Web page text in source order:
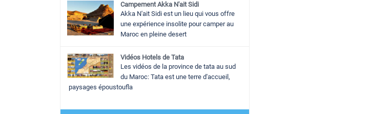
Campement Akka N'ait Sidi
Akka N'ait Sidi est un lieu qui vous offre
une expérience insolite pour camper au
Maroc en pleine desert
Vidéos Hotels de Tata
Les vidéos de la province de tata au sud
du Maroc: Tata est une terre d'accueil,
paysages époustoufla